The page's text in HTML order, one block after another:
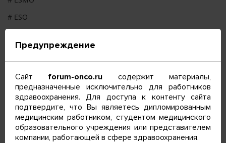
# ESO
# ISPOR
# SPOT
# гериатрия
# геронтология
# грант
Предупреждение
Сайт forum-onco.ru содержит материалы,
предназначенные исключительно для работников
здравоохранения. Для доступа к контенту сайта
подтвердите, что Вы являетесь дипломированным
медицинским работником, студентом медицинского
образовательного учреждения или представителем
компании, работающей в сфере здравоохранения.